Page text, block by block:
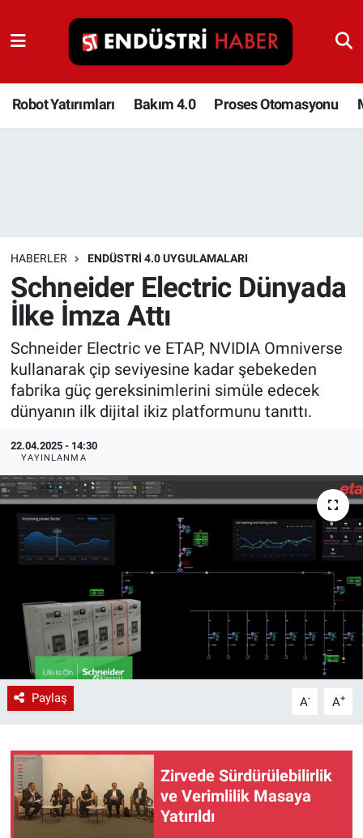
Robot Yatırımları Bakım 4.0 Proses Otomasyonu
HABERLER ENDÜSTRI 4.0 UYGULAMALARI
Schneider Electric Dünyada
İlke İmza Attı
Schneider Electric ve ETAP, NVIDIA Omniverse
kullanarak çip seviyesine kadar şebekeden
fabrika güç gereksinimlerini simüle edecek
dünyanın ilk dijital ikiz platformunu tanıttı.
22.04.2025 - 14:30
YAYINLANMA
Paylaş A- A+
Zirvede Sürdürülebilirlik
ve Verimlilik Masaya
Yatırıldı
Robot Yatırımları
Bakım 4.0
Depolama Çözümleri
İnşaat ve Malzeme
HaberOrtak
EndüstriST
Endüstri 4.0 Uygulamaları
Ağır Sanayi Çözümleri